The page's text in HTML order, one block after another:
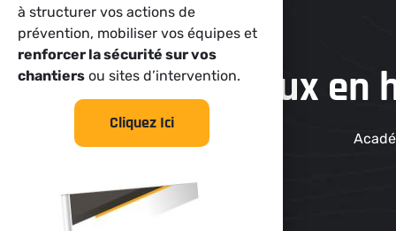
Travaux en
à structurer vos actions de
prévention, mobiliser vos équipes et
renforcer la sécurité sur vos
chantiers ou sites d’intervention.
Cliquez Ici